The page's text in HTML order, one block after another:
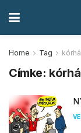
Home Tag
Címke: